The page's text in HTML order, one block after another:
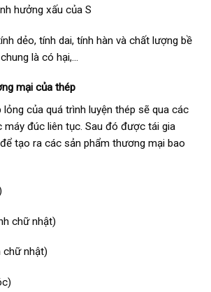
hưởng xấu của S
dẻo, tính dai, tính hàn và chất lượng bề
là có hại,…
mại của thép
của quá trình luyện thép sẽ qua các
máy đúc liên tục. Sau đó được tái gia
tạo ra các sản phẩm thương mại bao
chữ nhật)
chữ nhật)